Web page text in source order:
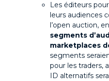
Les éditeurs
leurs audiences
l’open auction, en
segments
marketplaces
segments
pour les traders,
ID alternatifs